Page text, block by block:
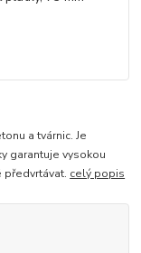
a tvárnic. Je
garantuje vysokou
předvrtávat. celý popis